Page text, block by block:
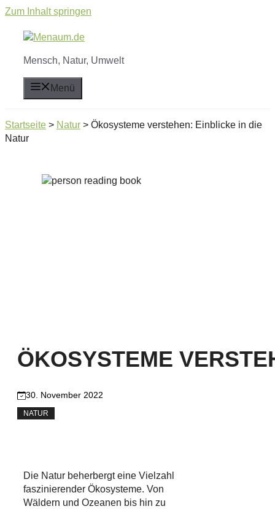
Zum Inhalt springen
Mensch, Natur, Umwelt
Menü
Startseite > Natur > Ökosysteme verstehen: Einblicke in die
Natur
ÖKOSYSTEME
30. November 2022
NATUR
Die Natur beherbergt eine Vielzahl
faszinierender Ökosysteme. Von
Wäldern und Ozeanen bis hin zu